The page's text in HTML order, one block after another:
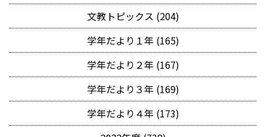
文教トピックス (204)
学年だより１年 (165)
学年だより２年 (167)
学年だより３年 (169)
学年だより４年 (173)